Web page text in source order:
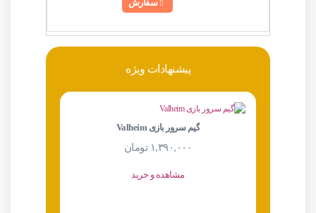
سفارش
پیشنهادات ویژه
گیم سرور بازی Valheim
۱,۳۹۰,۰۰۰ تومان
مشاهده و خرید